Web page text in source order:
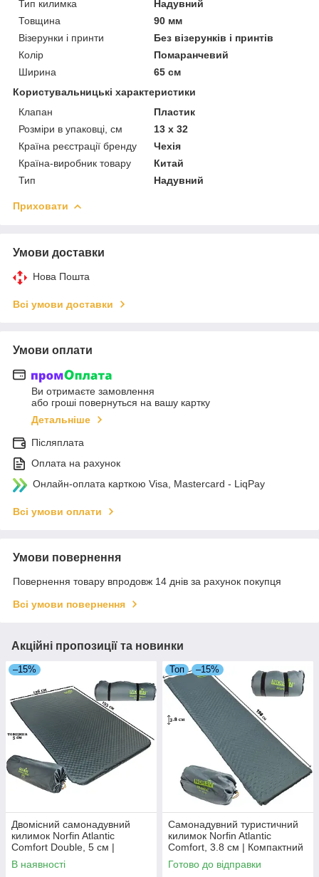
Тип килимка
Надувний
Товщина
90 мм
Візерунки і принти
Без візерунків і принтів
Колір
Помаранчевий
Ширина
65 см
Користувальницькі характеристики
Клапан
Пластик
Розміри в упаковці, см
13 х 32
Країна реєстрації бренду
Чехія
Країна-виробник товару
Китай
Тип
Надувний
Приховати
Умови доставки
Нова Пошта
Всі умови доставки
Умови оплати
Ви отримаєте замовлення
або гроші повернуться на вашу картку
Детальніше
Післяплата
Оплата на рахунок
Онлайн-оплата карткою Visa, Mastercard - LiqPay
Всі умови оплати
Умови повернення
Повернення товару впродовж 14 днів за рахунок покупця
Всі умови повернення
Акційні пропозиції та новинки
–15%
Двомісний самонадувний
килимок Norfin Atlantic
Comfort Double, 5 см |
Великий туристичний
каремат для комфортного
В наявності
Топ –15%
Самонадувний туристичний
килимок Norfin Atlantic
Comfort, 3.8 см | Компактний
та комфортний каремат для
ідеального сну на природі
Готово до відправки